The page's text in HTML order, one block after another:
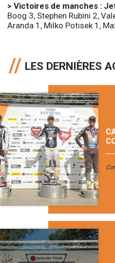
> Victoires de manches :
Boog 3, Stephen Rubini 2,
Aranda 1, Milko Potisek 1,
LES DERNIÈRES